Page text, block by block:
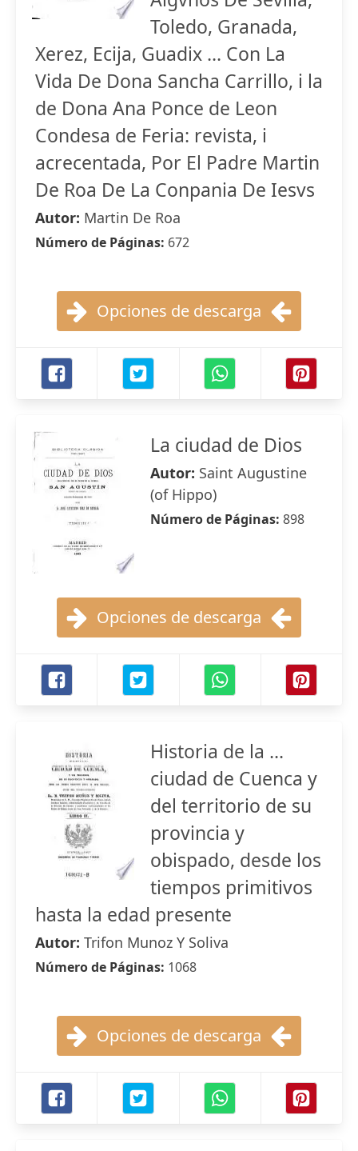
Toledo, Granada,
Xerez, Ecija, Guadix ... Con La
Vida De Dona Sancha Carrillo, i la
de Dona Ana Ponce de Leon
Condesa de Feria: revista, i
acrecentada, Por El Padre Martin
De Roa De La Conpania De Iesvs
Autor: Martin De Roa
Número de Páginas: 672
Opciones de descarga
La ciudad de Dios
Autor: Saint Augustine
(of Hippo)
Número de Páginas: 898
Opciones de descarga
Historia de la ...
ciudad de Cuenca y
del territorio de su
provincia y
obispado, desde los
tiempos primitivos
hasta la edad presente
Autor: Trifon Munoz Y Soliva
Número de Páginas: 1068
Opciones de descarga